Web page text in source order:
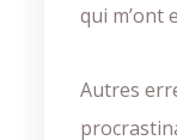
qui m’ont
Autres